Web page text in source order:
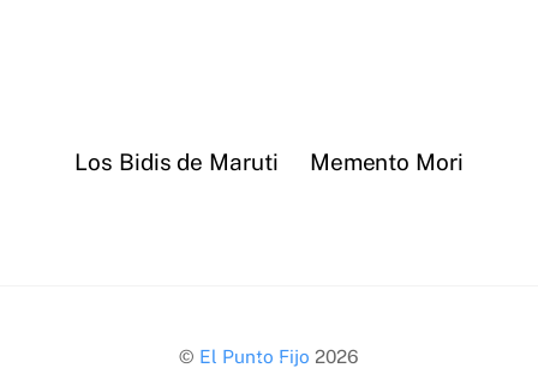
Los Bidis de Maruti Memento Mori
Back
© El Punto Fijo 2026